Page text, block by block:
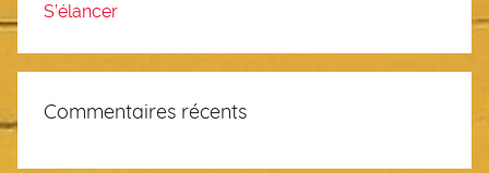
S’élancer
Commentaires récents